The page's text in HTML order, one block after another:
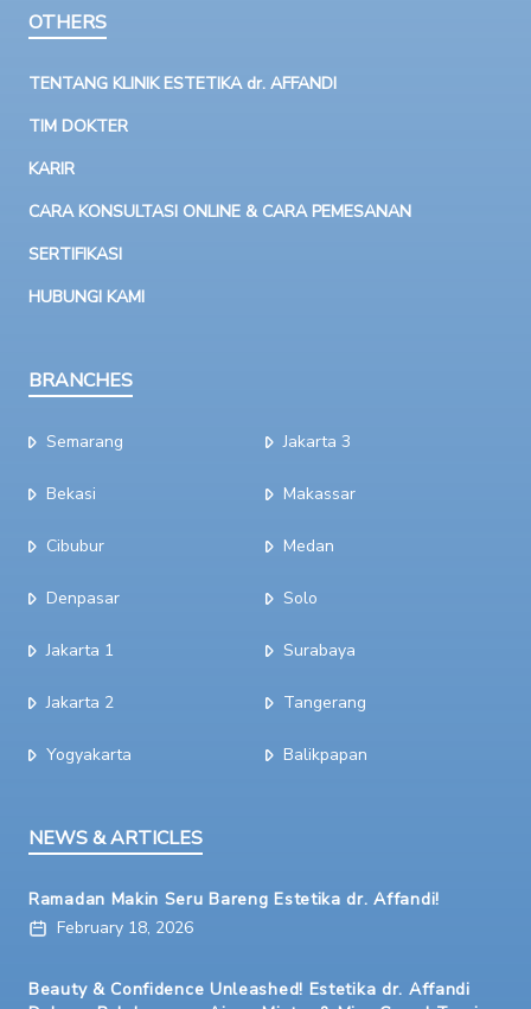
OTHERS
TENTANG KLINIK ESTETIKA dr. AFFANDI
TIM DOKTER
KARIR
CARA KONSULTASI ONLINE & CARA PEMESANAN
SERTIFIKASI
HUBUNGI KAMI
BRANCHES
Semarang
Bekasi
Cibubur
Denpasar
Jakarta 1
Jakarta 2
Yogyakarta
Jakarta 3
Makassar
Medan
Solo
Surabaya
Tangerang
Balikpapan
NEWS & ARTICLES
Ramadan Makin Seru Bareng Estetika dr. Affandi!
February 18, 2026
Beauty & Confidence Unleashed! Estetika dr. Affandi